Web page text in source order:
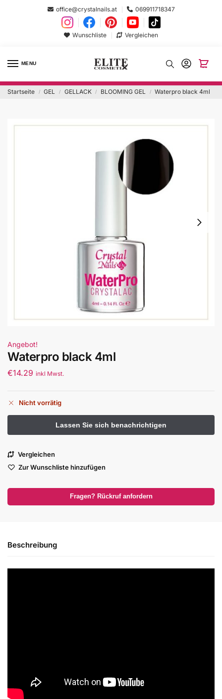
office@crystalnails.at 069911718347
Wunschliste Vergleichen
MENU
Startseite / GEL / GELLACK / BLOOMING GEL / Waterpro black 4ml
Angebot!
Waterpro black 4ml
€14.29 inkl Mwst.
Nicht vorrätig
Vergleichen
Zur Wunschliste hinzufügen
Fragen? Rückruf anfordern
Beschreibung